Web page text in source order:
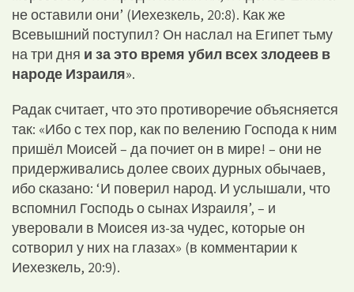
не оставили они’ (Иехезкель, 20:8). Как же
Всевышний поступил? Он наслал на Египет тьму
на три дня и за это время убил всех злодеев в
народе Израиля».
Радак считает, что это противоречие объясняется
так: «Ибо с тех пор, как по велению Господа к ним
пришёл Моисей – да почиет он в мире! – они не
придерживались долее своих дурных обычаев,
ибо сказано: ‘И поверил народ. И услышали, что
вспомнил Господь о сынах Израиля’, – и
уверовали в Моисея из-за чудес, которые он
сотворил у них на глазах» (в комментарии к
Иехезкель, 20:9).